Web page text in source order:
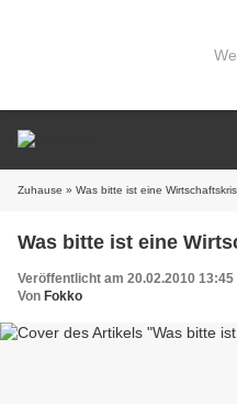
Zuhause » Was bitte ist eine
Was bitte ist eine
Veröffentlicht am 20.02.2010 13:45
Von Fokko